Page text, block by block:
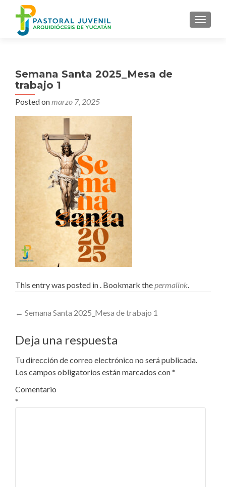
MENU
Semana Santa 2025_Mesa de
trabajo 1
Posted onmarzo 7, 2025
This entry was posted in . Bookmark thepermalink.
Post
navigation
← Semana Santa 2025_Mesa de trabajo 1
Deja una respuesta
Tu dirección de correo electrónico no será publicada.
Los campos obligatorios están marcados con*
Comentario
*